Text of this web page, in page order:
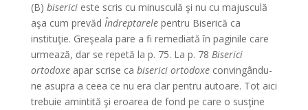
(B) biserici este scris cu minusculă şi nu cu majusculă
aşa cum prevăd Îndreptarelepentru Biserică ca
instituţie. Greşeala pare a fi remediată în paginile care
urmează, dar se repetă la p. 75. La p. 78 Biserici
ortodoxeapar scrise ca biserici ortodoxe convingându-
ne asupra a ceea ce nu era clar pentru autoare. Tot aici
trebuie amintită şi eroarea de fond pe care o susţine